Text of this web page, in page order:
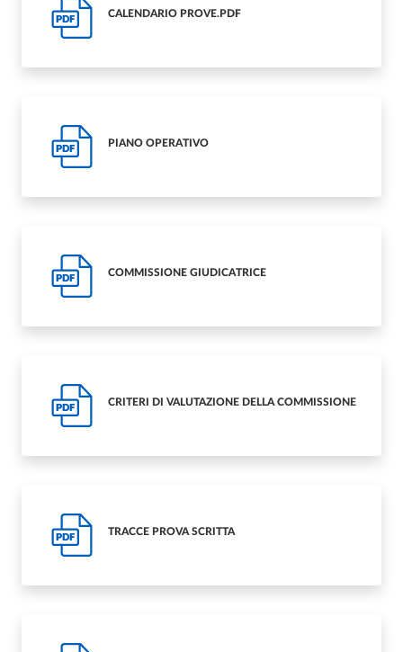
PDF
CALENDARIO PROVE.PDF
PDF
PIANO OPERATIVO
PDF
COMMISSIONE GIUDICATRICE
PDF
CRITERI DI VALUTAZIONE DELLA COMMISSIONE
PDF
TRACCE PROVA SCRITTA